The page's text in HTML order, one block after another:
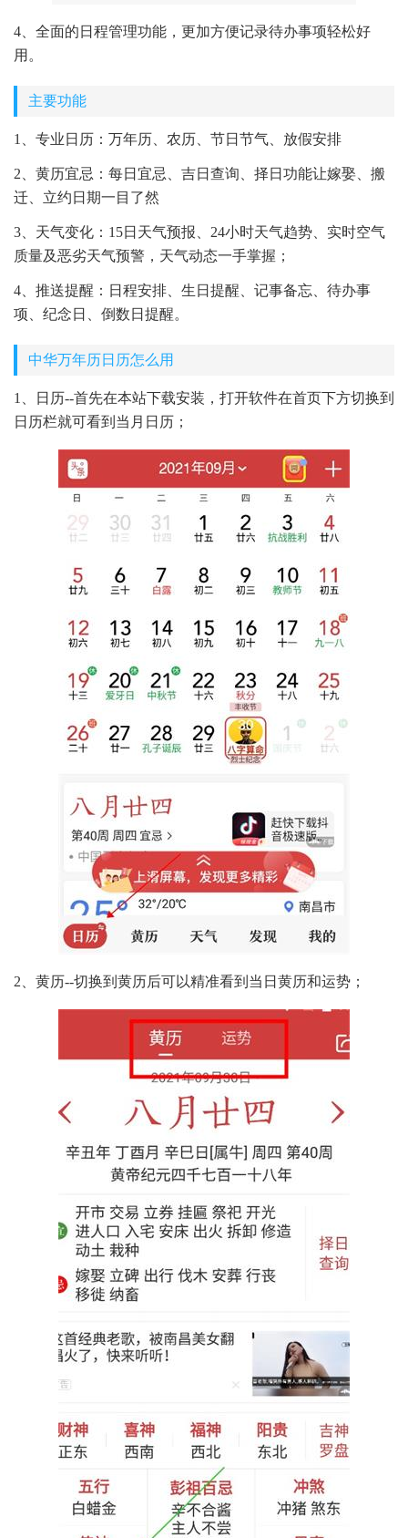
4、全面的日程管理功能，更加方便记录待办事项轻松好
用。
主要功能
1、专业日历：万年历、农历、节日节气、放假安排
2、黄历宜忌：每日宜忌、吉日查询、择日功能让嫁娶、搬
迁、立约日期一目了然
3、天气变化：15日天气预报、24小时天气趋势、实时空气
质量及恶劣天气预警，天气动态一手掌握；
4、推送提醒：日程安排、生日提醒、记事备忘、待办事
项、纪念日、倒数日提醒。
中华万年历日历怎么用
1、日历--首先在本站下载安装，打开软件在首页下方切换到
日历栏就可看到当月日历；
2、黄历--切换到黄历后可以精准看到当日黄历和运势；